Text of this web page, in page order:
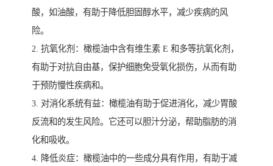
酸，如油酸，有助于降低胆固醇水平，减少疾病的风
险。
2. 抗氧化剂：橄榄油中含有维生素 E 和多等抗氧化剂，
有助于对抗自由基，保护细胞免受氧化损伤，从而有助
于预防慢性疾病和。
3. 对消化系统有益：橄榄油有助于促进消化，减少胃酸
反流和的发生风险。它还可以胆汁分泌，帮助脂肪的消
化和吸收。
4. 降低炎症：橄榄油中的一些成分具有作用，有助于减